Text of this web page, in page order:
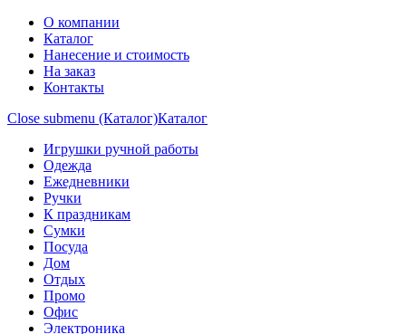
О компании
Каталог
Нанесение и стоимость
На заказ
Контакты
Close submenu (Каталог)Каталог
Игрушки ручной работы
Одежда
Ежедневники
Ручки
К праздникам
Сумки
Посуда
Дом
Отдых
Промо
Офис
Электроника